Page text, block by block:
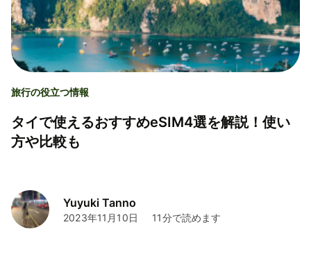
旅行の役立つ情報
タイで使えるおすすめeSIM4選を解説！使い
方や比較も
Yuyuki Tanno
2023年11月10日 11分で読めます